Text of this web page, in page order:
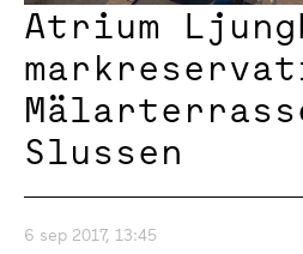
Atrium
Slussen
6 sep 2017, 13:45